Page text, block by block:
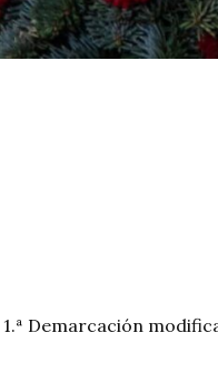
Demarcación